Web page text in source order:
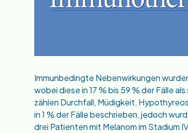
Immunbedingte Nebenwirkungen
wobei diese in 17 % bis 59 % der Fälle
zählen Durchfall, Müdigkeit,
in 1 % der Fälle beschrieben, jedoch
drei Patienten mit Melanom im Stadium